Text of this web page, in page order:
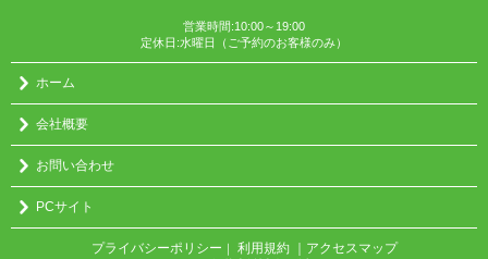
営業時間:10:00～19:00
定休日:水曜日（ご予約のお客様のみ）
ホーム
会社概要
お問い合わせ
PCサイト
プライバシーポリシー ｜ 利用規約 ｜アクセスマップ